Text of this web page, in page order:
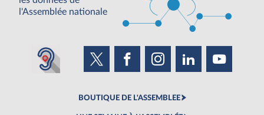
l'Assemblée nationale
BOUTIQUE DE L'ASSEMBLEE